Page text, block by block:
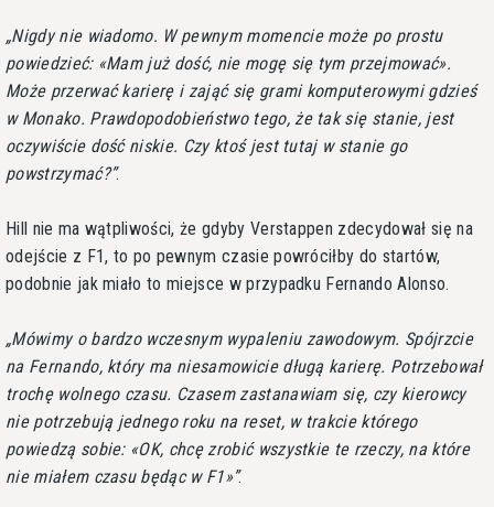
Nigdy nie wiadomo. W pewnym momencie może po prostu
powiedzieć: «Mam już dość, nie mogę się tym przejmować».
Może przerwać karierę i zająć się grami komputerowymi gdzieś
w Monako. Prawdopodobieństwo tego, że tak się stanie, jest
oczywiście dość niskie. Czy ktoś jest tutaj w stanie go
powstrzymać? .
Hill nie ma wątpliwości, że gdyby Verstappen zdecydował się na
odejście z F1, to po pewnym czasie powróciłby do startów,
podobnie jak miało to miejsce w przypadku Fernando Alonso.
Mówimy o bardzo wczesnym wypaleniu zawodowym. Spójrzcie
na Fernando, który ma niesamowicie długą karierę. Potrzebował
trochę wolnego czasu. Czasem zastanawiam się, czy kierowcy
nie potrzebują jednego roku na reset, w trakcie którego
powiedzą sobie: «OK, chcę zrobić wszystkie te rzeczy, na które
nie miałem czasu będąc w F1» .